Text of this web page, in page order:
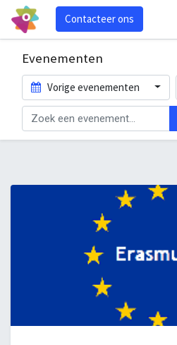
Contacteer ons
Evenementen
Vorige evenementen